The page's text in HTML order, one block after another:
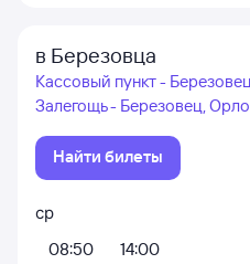
в Березовца
Кассовый пункт -
Залегощь - Березовец,
Найти билеты
ср
08:50
14:00